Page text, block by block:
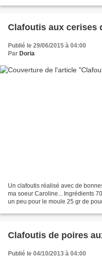
Clafoutis aux cerises
Publié le 29/06/2015 à 04:00
Par Doria
Un clafoutis réalisé avec de
ma soeur Caroline... Ingrédients
un peu pour le moule 25 gr de
Clafoutis de poires
Publié le 04/10/2013 à 04:00